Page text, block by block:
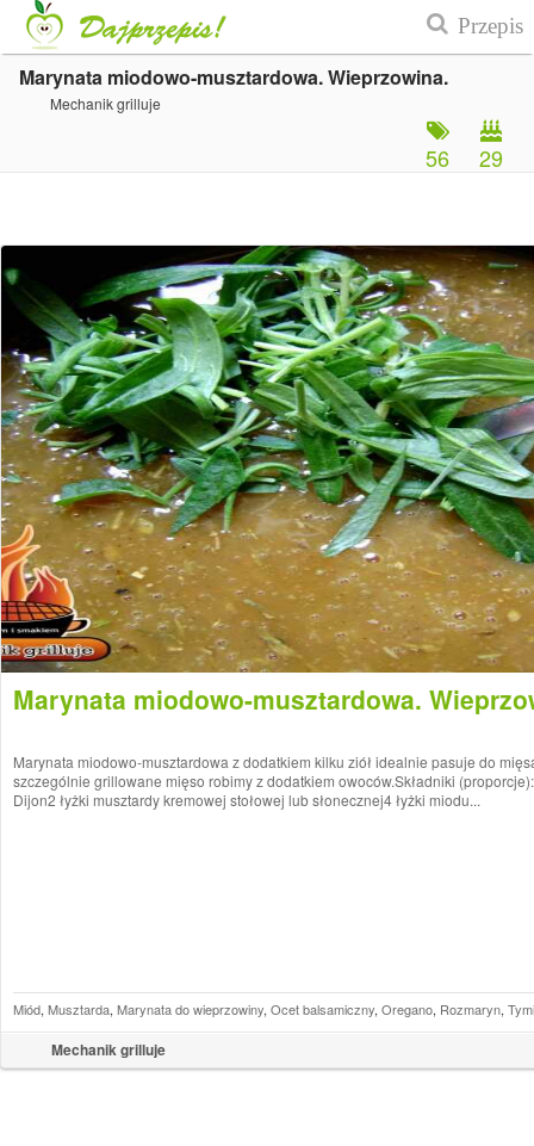
Marynata miodowo-musztardowa. Wieprzowina.
Mechanik grilluje
29
56
Marynata miodowo-musztardowa.
Marynata miodowo-musztardowa z dodatkiem kilku ziół idealnie pasuje do
szczególnie grillowane mięso robimy z dodatkiem owoców.Składniki
Dijon2 łyżki musztardy kremowej stołowej lub słonecznej4 łyżki miodu...
Mechanik grilluje
Miód, Musztarda, Marynata do wieprzowiny, Ocet balsamiczny, Oregano, Rozmaryn,